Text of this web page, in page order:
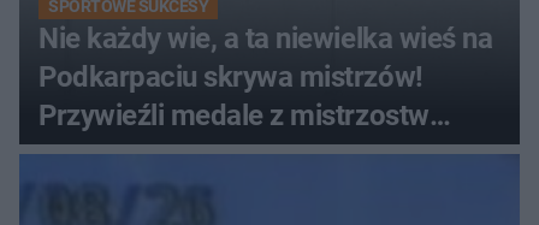
SPORTOWE SUKCESY
Nie każdy wie, a ta niewielka wieś na
Podkarpaciu skrywa mistrzów!
Przywieźli medale z mistrzostw
Europy